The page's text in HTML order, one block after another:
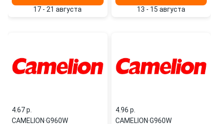
17 - 21 августа 13 - 15 августа
4.67 p.
CAMELION·G960W
4.96 p.
CAMELION·G960W